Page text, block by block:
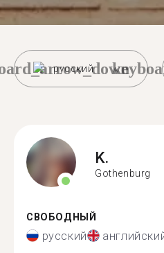
русский
K.
Gothenburg
СВОБОДНЫЙ
русский